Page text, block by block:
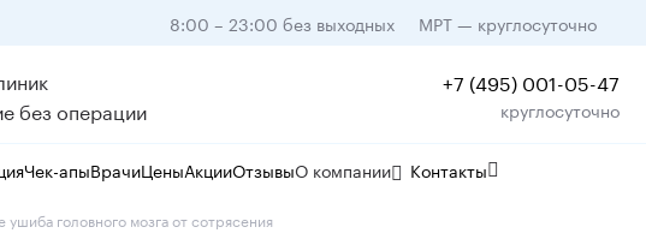
8:00 – 23:00 без выходных МРТ — круглосуточно
без операции
+7 (495) 001-05-47
круглосуточно
Чек-апыВрачиЦеныАкцииОтзывыО компании Контакты
ушиба головного мозга от сотрясения